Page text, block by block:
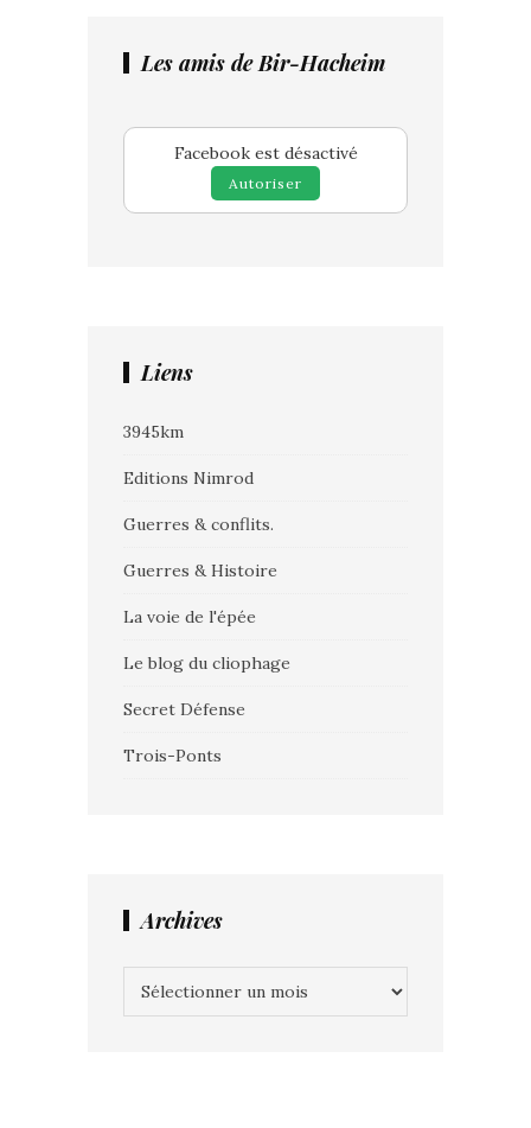
Les amis de Bir-Hacheim
Facebook est désactivé
Autoriser
Liens
3945km
Editions Nimrod
Guerres & conflits.
Guerres & Histoire
La voie de l'épée
Le blog du cliophage
Secret Défense
Trois-Ponts
Archives